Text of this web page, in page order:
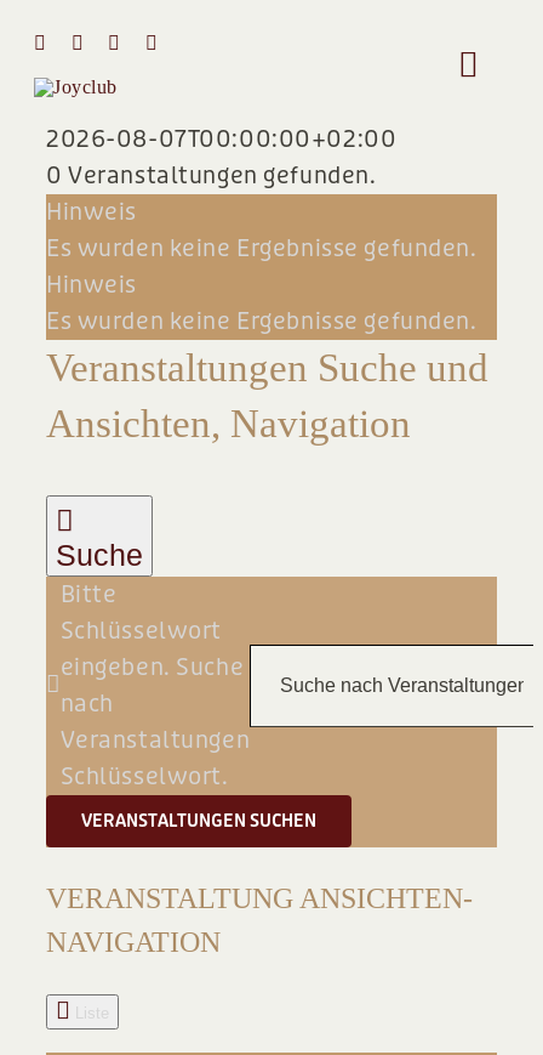
springen
Toggle
ÜBER
2026-08-07T00:00:00+02:00
0 Veranstaltungen gefunden.
VERANSTALTUNGEN
Hinweis
Es wurden keine Ergebnisse gefunden.
Hinweis
Es wurden keine Ergebnisse gefunden.
Veranstaltungen Suche und
Ansichten, Navigation
Suche
Bitte
Schlüsselwort
eingeben. Suche
nach
Veranstaltungen
Schlüsselwort.
VERANSTALTUNGEN SUCHEN
VERANSTALTUNG ANSICHTEN-
NAVIGATION
Liste